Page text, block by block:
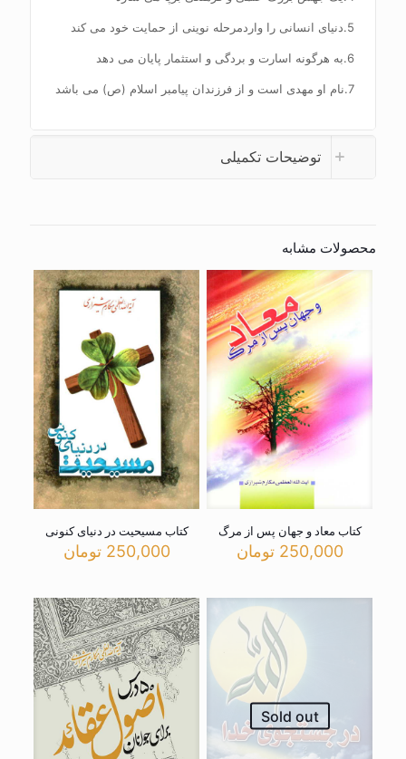
5.دنیای انسانی را واردمرحله نوینی از حمایت خود می کند
6.به هرگونه اسارت و بردگی و استثمار پایان می دهد
7.نام او مهدی است و از فرزندان پیامبر اسلام (ص) می باشد
توضیحات تکمیلی
محصولات مشابه
کتاب معاد و جهان پس از مرگ
250,000 تومان
کتاب مسیحیت در دنیای کنونی
250,000 تومان
Sold out